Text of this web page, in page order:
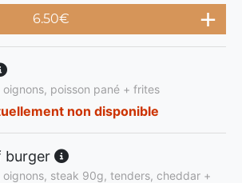
6.50€
poisson pané + frites
non disponible
burger
oignons, steak 90g, tenders, cheddar +